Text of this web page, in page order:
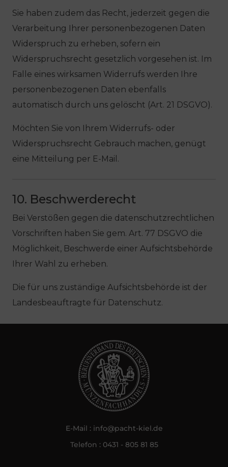
Sie haben zudem das Recht, jederzeit gegen die
Verarbeitung Ihrer personenbezogenen Daten
Widerspruch zu erheben, sofern ein
Widerspruchsrecht gesetzlich vorgesehen ist. Im
Falle eines wirksamen Widerrufs werden Ihre
personenbezogenen Daten ebenfalls
automatisch durch uns gelöscht (Art. 21 DSGVO).
Möchten Sie von Ihrem Widerrufs- oder
Widerspruchsrecht Gebrauch machen, genügt
eine Mitteilung per E-Mail.
10. Beschwerderecht
Bei Verstößen gegen die datenschutzrechtlichen
Vorschriften haben Sie gem. Art. 77 DSGVO die
Möglichkeit, Beschwerde einer Aufsichtsbehörde
Ihrer Wahl zu erheben.
Die für uns zuständige Aufsichtsbehörde ist der
Landesbeauftragte für Datenschutz.
E-Mail : info@pacht-kiel.de
Telefon : 0431 - 805 81 85